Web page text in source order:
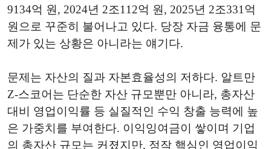
9134억 원, 2024년 2조112억 원, 2025년 2조331억
원으로 꾸준히 불어나고 있다. 당장 자금 융통에 문
제가 있는 상황은 아니라는 얘기다.
문제는 자산의 질과 자본효율성의 저하다. 알트만
Z-스코어는 단순한 자산 규모뿐만 아니라, 총자산
대비 영업이익률 등 실질적인 수익 창출 능력에 높
은 가중치를 부여한다. 이익잉여금이 쌓이며 기업
의 총자산 규모는 커졌지만, 정작 핵심인 영업이익